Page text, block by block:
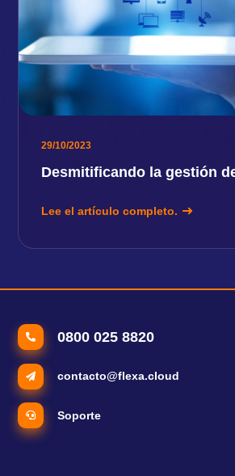
29/10/2023
Desmitificando la gestión
Lee el artículo completo.
0800 025 8820
contacto@flexa.cloud
Soporte